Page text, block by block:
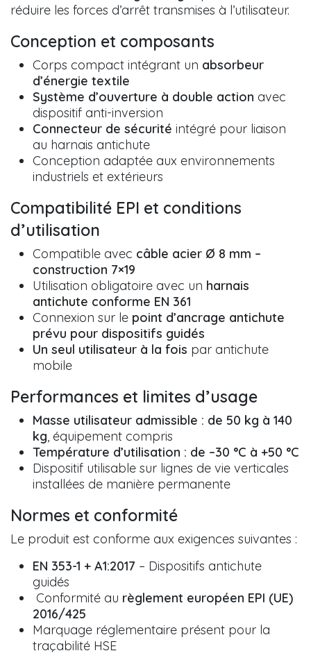
réduire les forces d’arrêt transmises à l’utilisateur.
Conception et composants
Corps compact intégrant un absorbeur
d’énergie textile
Système d’ouverture à double action avec
dispositif anti-inversion
Connecteur de sécurité intégré pour liaison
au harnais antichute
Conception adaptée aux environnements
industriels et extérieurs
Compatibilité EPI et conditions
d’utilisation
Compatible avec câble acier Ø 8 mm –
construction 7×19
Utilisation obligatoire avec un harnais
antichute conforme EN 361
Connexion sur le point d’ancrage antichute
prévu pour dispositifs guidés
Un seul utilisateur à la fois par antichute
mobile
Performances et limites d’usage
Masse utilisateur admissible : de 50 kg à 140
kg, équipement compris
Température d’utilisation : de –30 °C à +50 °C
Dispositif utilisable sur lignes de vie verticales
installées de manière permanente
Normes et conformité
Le produit est conforme aux exigences suivantes :
EN 353-1 + A1:2017 – Dispositifs antichute
guidés
Conformité au règlement européen EPI (UE)
2016/425
Marquage réglementaire présent pour la
traçabilité HSE